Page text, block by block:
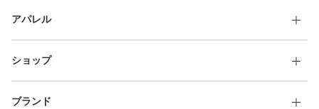
アパレル
ショップ
ブランド